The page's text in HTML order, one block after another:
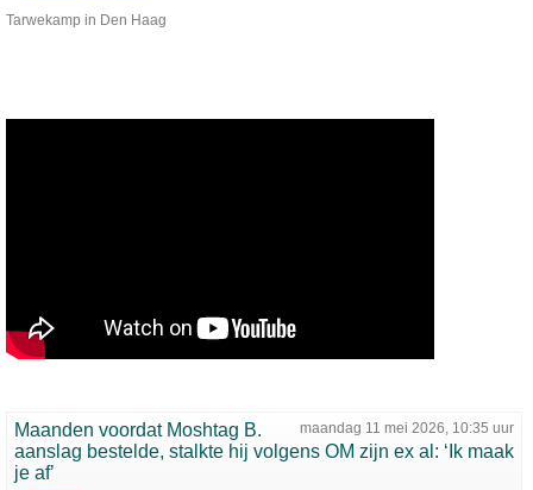
Tarwekamp in Den Haag
maandag 11 mei 2026, 10:35 uur
Maanden voordat Moshtag B.
aanslag bestelde, stalkte hij volgens OM zijn ex al: ‘Ik maak
je af’